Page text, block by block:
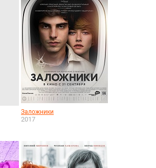
Заложники
2017